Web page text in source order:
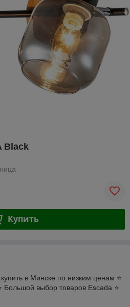
Black
Купить
в Минске по низким ценам ⭐️
Большой выбор товаров Escada ⭐️